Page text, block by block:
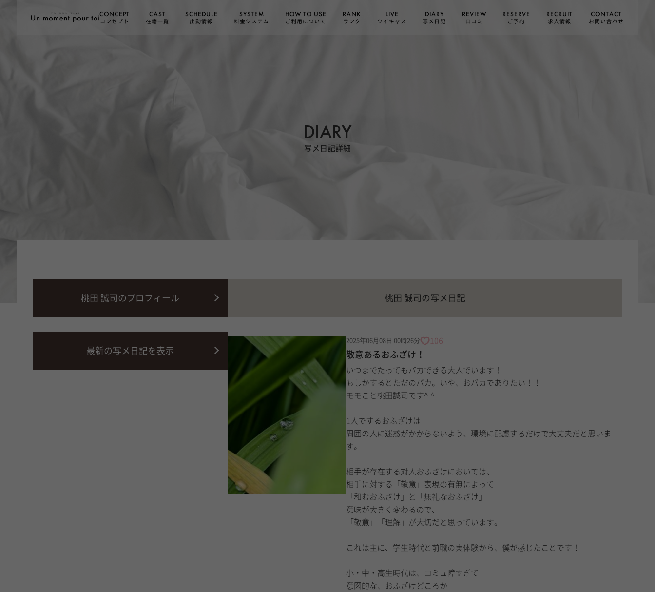
DIARY
写メ日記詳細
CONCEPT
コンセプト
CAST
在籍一覧
SCHEDULE
出勤情報
SYSTEM
料金システム
HOW TO USE
ご利用について
RANK
ランク
LIVE
ツイキャス
DIARY
写メ日記
REVIEW
口コミ
RESERVE
ご予約
RECRUIT
求人情報
CONTACT
お問い合わせ
桃田 誠司のプロフィール
最新の写メ日記を表示
桃田 誠司の写メ日記
2025年06月08日 00時26分 106
敬意あるおふざけ！
いつまでたってもバカできる大人でいます！
もしかするとただのバカ。いや、おバカでありたい！！
モモこと桃田誠司です^ ^
1人でするおふざけは
周囲の人に迷惑がかからないよう、環境に配慮するだけで大丈夫だと思いま
す。
相手が存在する対人おふざけにおいては、
相手に対する「敬意」表現の有無によって
「和むおふざけ」と「無礼なおふざけ」
意味が大きく変わるので、
「敬意」「理解」が大切だと思っています。
これは主に、学生時代と前職の実体験から、僕が感じたことです！
小・中・高生時代は、コミュ障すぎて
意図的な、おふざけどころか